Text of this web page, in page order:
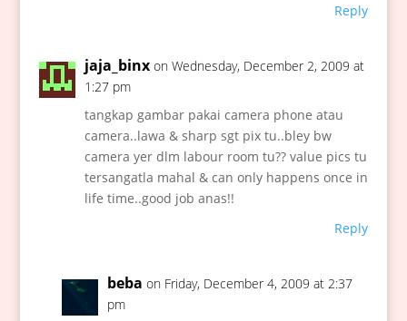
Reply
jaja_binx on Wednesday, December 2, 2009 at
1:27 pm
tangkap gambar pakai camera phone atau
camera..lawa & sharp sgt pix tu..bley bw
camera yer dlm labour room tu?? value pics tu
tersangatla mahal & can only happens once in
life time..good job anas!!
Reply
beba on Friday, December 4, 2009 at 2:37
pm